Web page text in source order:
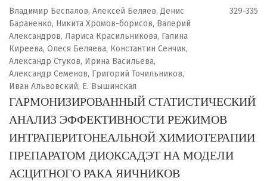
Владимир Беспалов, Алексей Беляев, Денис
Бараненко, Никита Хромов-борисов, Валерий
Александров, Лариса Красильникова, Галина
Киреева, Олеся Беляева, Константин Сенчик,
Александр Стуков, Ирина Васильева,
Александр Семенов, Григорий Точильников,
Иван Альвовский, Е. Вышинская
329-335
ГАРМОНИЗИРОВАННЫЙ СТАТИСТИЧЕСКИЙ
АНАЛИЗ ЭФФЕКТИВНОСТИ РЕЖИМОВ
ИНТРАПЕРИТОНЕАЛЬНОЙ ХИМИОТЕРАПИИ
ПРЕПАРАТОМ ДИОКСАДЭТ НА МОДЕЛИ
АСЦИТНОГО РАКА ЯИЧНИКОВ